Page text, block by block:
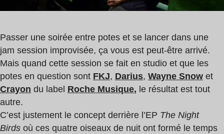
Passer une soirée entre potes et se lancer dans une
jam session improvisée, ça vous est peut-être arrivé.
Mais quand cette session se fait en studio et que les
potes en question sont FKJ, Darius, Wayne Snow et
Crayon du label Roche Musique, le résultat est tout
autre.
C’est justement le concept derrière l’EP The Night
Birds où ces quatre oiseaux de nuit ont formé le temps